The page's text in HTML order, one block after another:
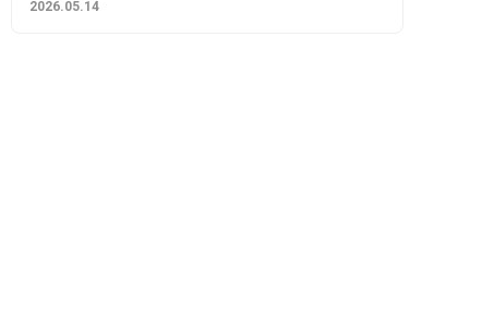
2026.05.14